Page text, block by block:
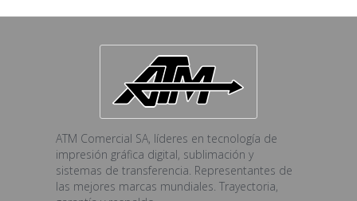
ATM Comercial SA, líderes en tecnología de
impresión gráfica digital, sublimación y
sistemas de transferencia. Representantes de
las mejores marcas mundiales. Trayectoria,